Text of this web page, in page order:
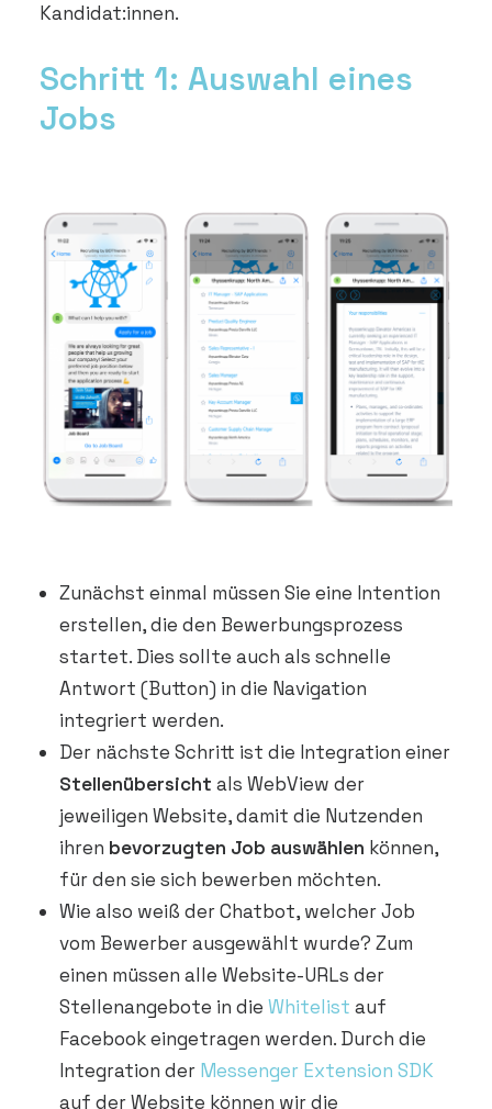
Kandidat:innen.
Schritt 1: Auswahl eines
Jobs
Zunächst einmal müssen Sie eine Intention
erstellen, die den Bewerbungsprozess
startet. Dies sollte auch als schnelle
Antwort (Button) in die Navigation
integriert werden.
Der nächste Schritt ist die Integration einer
Stellenübersicht als WebView der
jeweiligen Website, damit die Nutzenden
ihren bevorzugten Job auswählen können,
für den sie sich bewerben möchten.
Wie also weiß der Chatbot, welcher Job
vom Bewerber ausgewählt wurde? Zum
einen müssen alle Website-URLs der
Stellenangebote in die Whitelist auf
Facebook eingetragen werden. Durch die
Integration der Messenger Extension SDK
auf der Website können wir die